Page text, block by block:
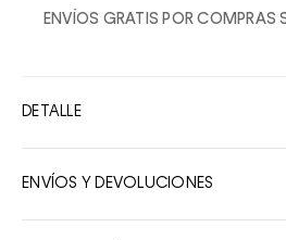
2ENVÍOS GRATIS POR COMPRAS
DETALLE
ENVÍOS Y DEVOLUCIONES